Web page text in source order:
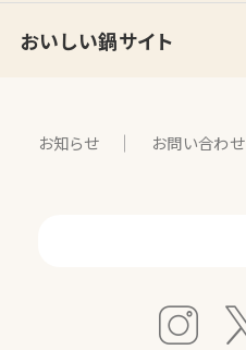
おいしい鍋サイト
お知らせ お問い合わせ